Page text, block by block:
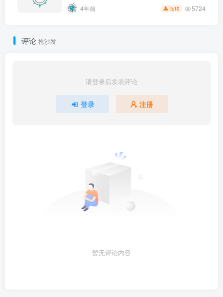
4年前 10 5724
评论 抢沙发
请登录后发表评论
登录 注册
暂无评论内容